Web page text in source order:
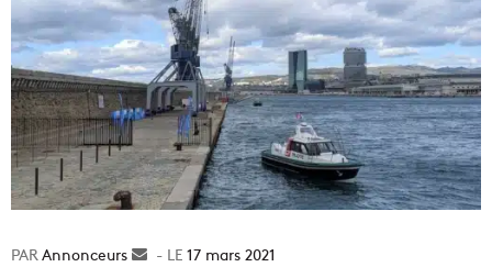
Annonceurs
Envoyer17 mars 2021